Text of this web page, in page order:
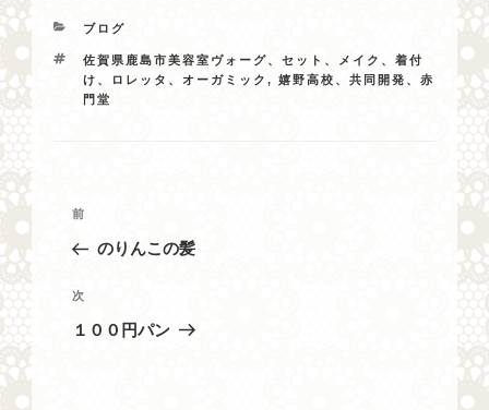
カ
ゴ
リ
ー
ブログ
タ
グ
佐賀県鹿島市美容室ヴォーグ、セット、メイク、着付
け、ロレッタ、オーガミック,嬉野高校、共同開発、赤
門堂
投
ビ
ゲ
過
去
投
前
のりんこの髪
次
の
次
１００円パン